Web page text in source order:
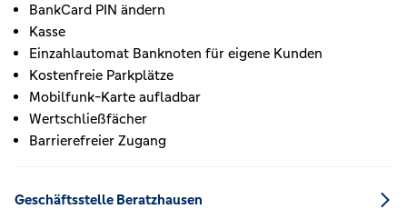
BankCard PIN ändern
Kasse
Einzahlautomat Banknoten für eigene Kunden
Kostenfreie Parkplätze
Mobilfunk-Karte aufladbar
Wertschließfächer
Barrierefreier Zugang
Geschäftsstelle Beratzhausen